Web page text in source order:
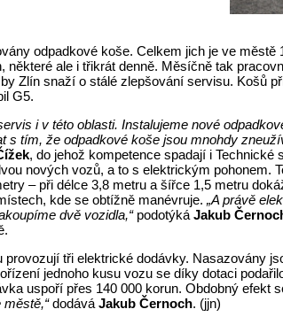
odpadkové koše. Celkem jich je ve
ale i třikrát denně. Měsíčně tak
Zlín snaží o stálé zlepšování servisu. Košů
G5.
i v této oblasti. Instalujeme nové
tím, že odpadkové koše jsou mnohdy
, do jehož kompetence spadají i
nových vozů, a to s elektrickým pohonem.
– při délce 3,8 metru a šířce 1,5 metru
kde se obtížně manévruje.„A právě
dvě vozidla,“podotýkáJakub
tři elektrické dodávky. Nasazovány
jednoho kusu vozu se díky dotaci
uspoří přes 140 000 korun. Obdobný efekt
dodáváJakub Černoch. (jjn)